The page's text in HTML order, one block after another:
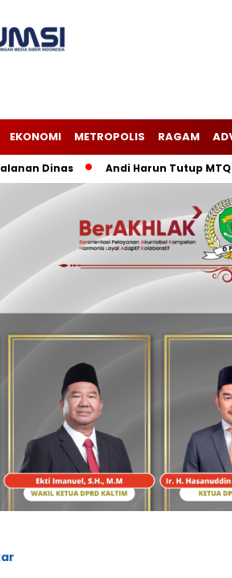
EKONOMI METROPOLIS RAGAM
Dinas Andi Harun Tutup MTQ